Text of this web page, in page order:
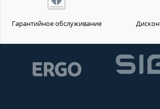
Гарантийное обслуживание